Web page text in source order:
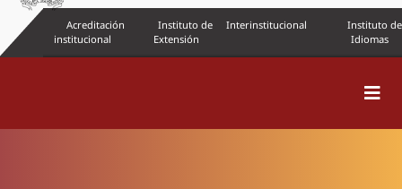
Acreditación
institucional
Instituto de
Extensión
Interinstitucional
Instituto de
Idiomas